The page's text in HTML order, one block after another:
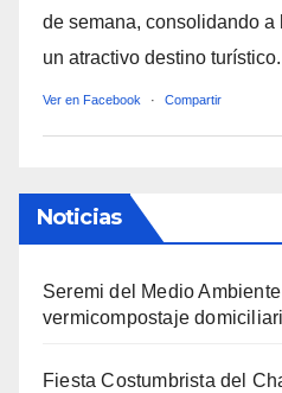
de semana, consolidando
un atractivo destino turístico.
Ver en Facebook · Compartir
Noticias
Seremi del Medio
vermicompostaje
Fiesta Costumbrista del